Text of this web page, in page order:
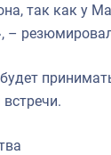
так как у
–